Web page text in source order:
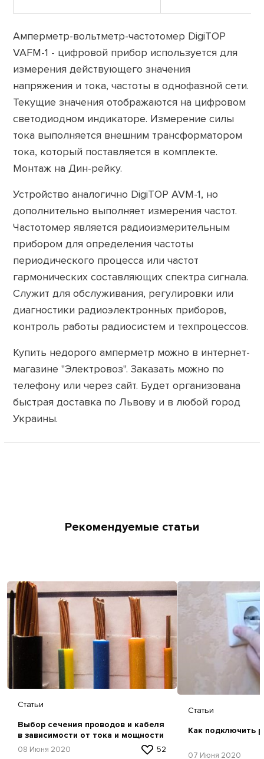
Амперметр-вольтметр-частотомер DigiTOP
VAFM-1 - цифровой прибор используется для
измерения действующего значения
напряжения и тока, частоты в однофазной сети.
Текущие значения отображаются на цифровом
светодиодном индикаторе. Измерение силы
тока выполняется внешним трансформатором
тока, который поставляется в комплекте.
Монтаж на Дин-рейку.
Устройство аналогично DigiTOP AVM-1, но
дополнительно выполняет измерения частот.
Частотомер является радиоизмерительным
прибором для определения частоты
периодического процесса или частот
гармонических составляющих спектра сигнала.
Служит для обслуживания, регулировки или
диагностики радиоэлектронных приборов,
контроль работы радиосистем и техпроцессов.
Купить недорого амперметр можно в интернет-
магазине "Электровоз". Заказать можно по
телефону или через сайт. Будет организована
быстрая доставка по Львову и в любой город
Украины.
Рекомендуемые статьи
Статьи
Выбор сечения проводов и кабеля
в зависимости от тока и мощности
08 Июня 2020 52
Статьи
Как подключить
07 Июня 2020